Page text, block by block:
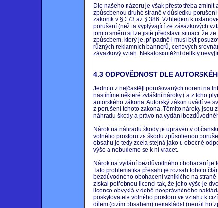
Dle našeho názoru je však přesto třeba
způsobenou druhé straně v důsledku
zákoník v § 373 až § 386. Vzhledem k
porušení (než ta vyplývající ze závazkových
tomto směru si lze jistě představit situaci, že
způsobem, který je, případně i musí být
různých reklamních bannerů, cenových
závazkový vztah. Nekalosoutěžní delikty
4.3 ODPOVĚDNOST DLE
Jednou z nejčastěji porušovaných norem na
nastíníme některé zvláštní nároky ( a z toho
autorského zákona. Autorský zákon uvádí ve
z porušení tohoto zákona. Těmito nároky jsou
náhradu škody a právo na vydání
Nárok na náhradu škody je upraven v
volného prostoru za škodu způsobenou
obsahu je tedy zcela stejná jako u obecné
výše a nebudeme se k ní vracet.
Nárok na vydání bezdůvodného obohacení je
Tato problematika přesahuje rozsah tohoto
bezdůvodného obohacení vzniklého na
získal potřebnou licenci tak, že jeho výše je
licence obvyklá v době neoprávněného
poskytovatele volného prostoru ve vztahu k
dílem (cizím obsahem) nenakládal (neužil ho